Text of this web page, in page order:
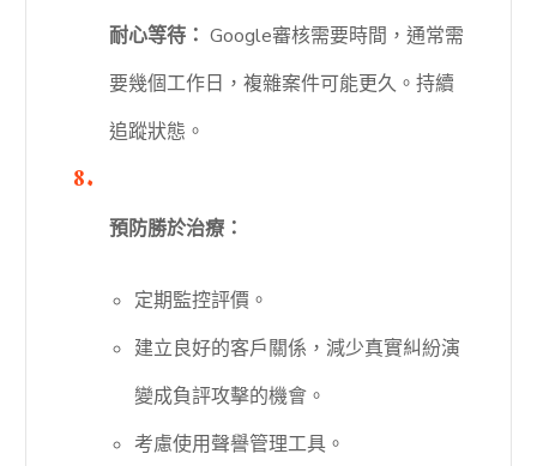
耐心等待： Google審核需要時間，通常需
要幾個工作日，複雜案件可能更久。持續
追蹤狀態。
預防勝於治療：
定期監控評價。
建立良好的客戶關係，減少真實糾紛演
變成負評攻擊的機會。
考慮使用聲譽管理工具。